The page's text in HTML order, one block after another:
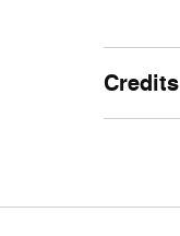
Credits